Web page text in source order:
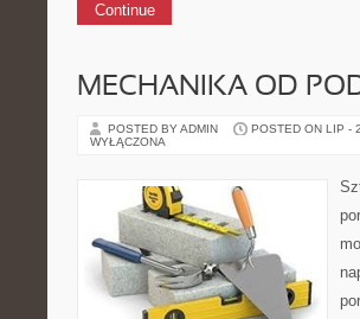
Continue
MECHANIKA OD
POSTED BY ADMIN POSTED ON LIP -
WYŁĄCZONA